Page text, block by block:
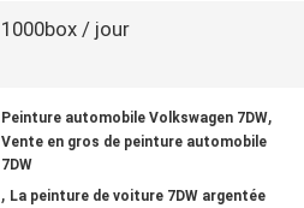
1000box / jour
Peinture automobile Volkswagen 7DW,
Vente en gros de peinture automobile
7DW
, La peinture de voiture 7DW argentée